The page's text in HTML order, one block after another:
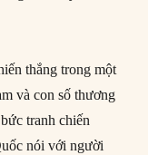
thắng trong một
và con số thương
tranh chiến
nói với người